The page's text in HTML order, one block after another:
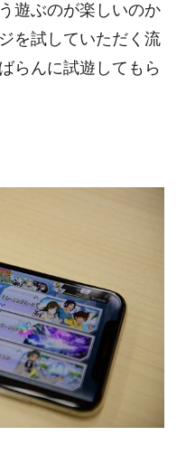
遊ぶのが楽しいのか
を試していただく流
らんに試遊してもら